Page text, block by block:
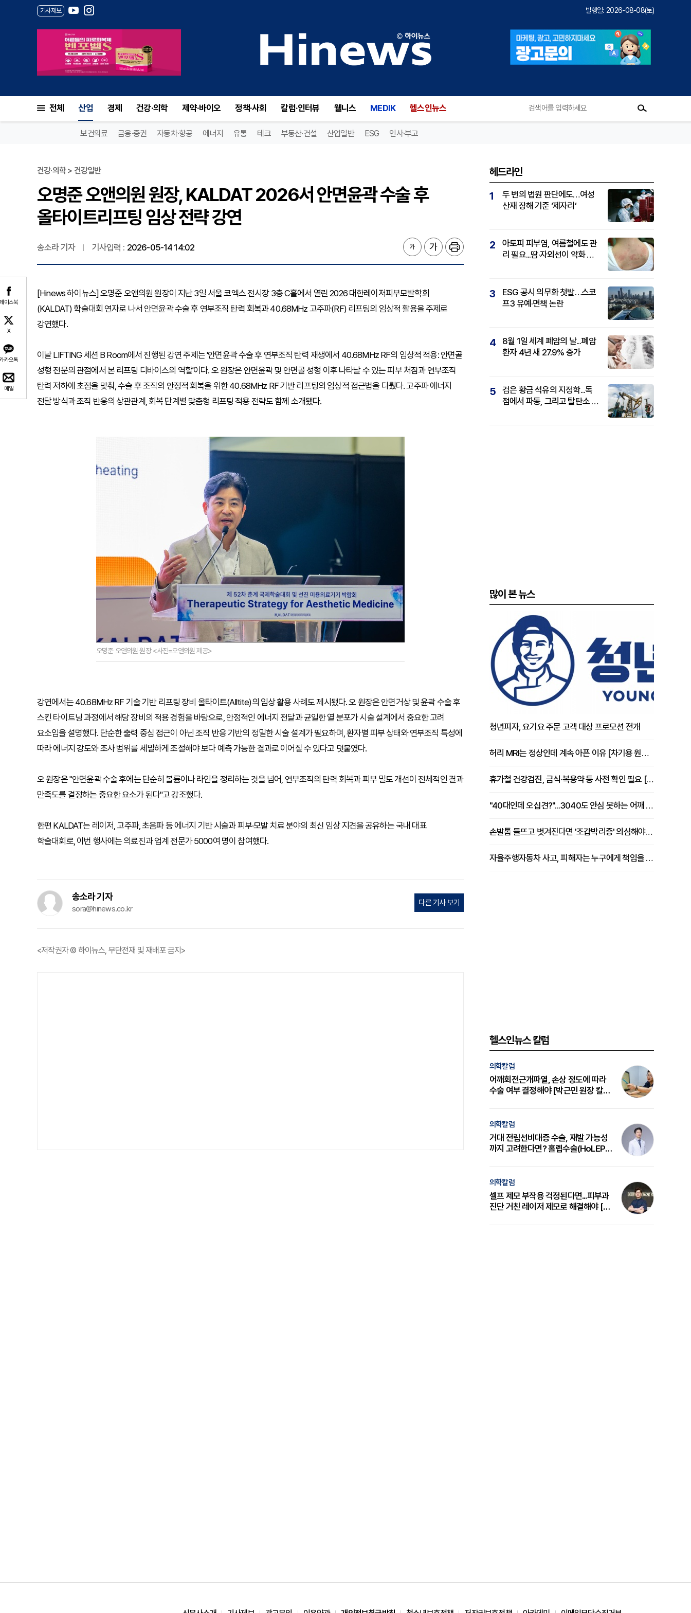
기사제보 발행일: 2026-08-08(토)
전체 산업 경제 건강·의학 제약·바이오 정책·사회 칼럼·인터뷰 웰니스 MEDIK 헬스인뉴스
보건의료 금융·증권 자동차·항공 에너지 유통 테크 부동산·건설 산업일반 ESG 인사·부고
이스북
X
카오톡
메일
건강·의학 > 건강일반
오명준 오앤의원 원장, KALDAT 2026서 안면윤곽 수술 후
올타이트리프팅 임상 전략 강연
송소라 기자 기사입력 : 2026-05-14 14:02
[Hinews 하이뉴스] 오명준 오앤의원 원장이 지난 3일 서울 코엑스 전시장 3층 C홀에서 열린 2026 대한레이저피부모발학회
(KALDAT) 학술대회 연자로 나서 안면윤곽 수술 후 연부조직 탄력 회복과 40.68MHz 고주파(RF) 리프팅의 임상적 활용을 주제로
강연했다.
이날 LIFTING 세션 B Room에서 진행된 강연 주제는 '안면윤곽 수술 후 연부조직 탄력 재생에서 40.68MHz RF의 임상적 적용: 안면골
성형 전문의 관점에서 본 리프팅 디바이스의 역할'이다. 오 원장은 안면윤곽 및 안면골 성형 이후 나타날 수 있는 피부 처짐과 연부조직
탄력 저하에 초점을 맞춰, 수술 후 조직의 안정적 회복을 위한 40.68MHz RF 기반 리프팅의 임상적 접근법을 다뤘다. 고주파 에너지
전달 방식과 조직 반응의 상관관계, 회복 단계별 맞춤형 리프팅 적용 전략도 함께 소개됐다.
오명준 오앤의원 원장 <사진=오앤의원 제공>
강연에서는 40.68MHz RF 기술 기반 리프팅 장비 올타이트(Alltite)의 임상 활용 사례도 제시됐다. 오 원장은 안면거상 및 윤곽 수술 후
스킨 타이트닝 과정에서 해당 장비의 적용 경험을 바탕으로, 안정적인 에너지 전달과 균일한 열 분포가 시술 설계에서 중요한 고려
요소임을 설명했다. 단순한 출력 중심 접근이 아닌 조직 반응 기반의 정밀한 시술 설계가 필요하며, 환자별 피부 상태와 연부조직 특성에
따라 에너지 강도와 조사 범위를 세밀하게 조절해야 보다 예측 가능한 결과로 이어질 수 있다고 덧붙였다.
오 원장은 "안면윤곽 수술 후에는 단순히 볼륨이나 라인을 정리하는 것을 넘어, 연부조직의 탄력 회복과 피부 밀도 개선이 전체적인 결과
만족도를 결정하는 중요한 요소가 된다"고 강조했다.
한편 KALDAT는 레이저, 고주파, 초음파 등 에너지 기반 시술과 피부·모발 치료 분야의 최신 임상 지견을 공유하는 국내 대표
학술대회로, 이번 행사에는 의료진과 업계 전문가 5000여 명이 참여했다.
송소라 기자
sora@hinews.co.kr
다른 기사 보기
<저작권자 © 하이뉴스, 무단전재 및 재배포 금지>
헤드라인
1
두 번의 법원 판단에도…여성
산재 장해 기준 ‘제자리’
2
아토피 피부염, 여름철에도 관
리 필요...땀·자외선이 악화 요
3
ESG 공시 의무화 첫발…스코
프3 유예·면책 논란
4
8월 1일 세계 폐암의 날...폐암
환자 4년 새 27.9% 증가
5
검은 황금 석유의 지정학...독
점에서 파동, 그리고 탈탄소 패
많이 본 뉴스
청년피자, 요기요 주문 고객 대상 프로모션 전개
허리 MRI는 정상인데 계속 아픈 이유 [차기용 원장 칼럼]
휴가철 건강검진, 금식·복용약 등 사전 확인 필요 [정도감 원장 칼럼]
"40대인데 오십견?"...3040도 안심 못하는 어깨 유착성 관절낭염
손발톱 들뜨고 벗겨진다면 '조갑박리증' 의심해야 [김철윤 원장 칼럼]
자율주행자동차 사고, 피해자는 누구에게 책임을 물을 수 있을까
헬스인뉴스 칼럼
의학칼럼
어깨회전근개파열, 손상 정도에 따라
수술 여부 결정해야 [박근민 원장 칼
의학칼럼
거대 전립선비대증 수술, 재발 가능성
까지 고려한다면? 홀렙수술(HoLEP)
의학칼럼
셀프 제모 부작용 걱정된다면...피부과
진단 거친 레이저 제모로 해결해야 [변